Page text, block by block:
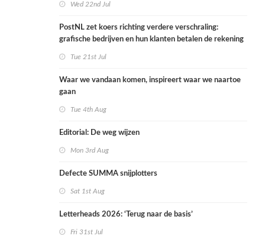
Wed 22nd Jul
PostNL zet koers richting verdere verschraling:
grafische bedrijven en hun klanten betalen de rekening
Tue 21st Jul
Waar we vandaan komen, inspireert waar we naartoe
gaan
Tue 4th Aug
Editorial: De weg wijzen
Mon 3rd Aug
Defecte SUMMA snijplotters
Sat 1st Aug
Letterheads 2026: ‘Terug naar de basis’
Fri 31st Jul